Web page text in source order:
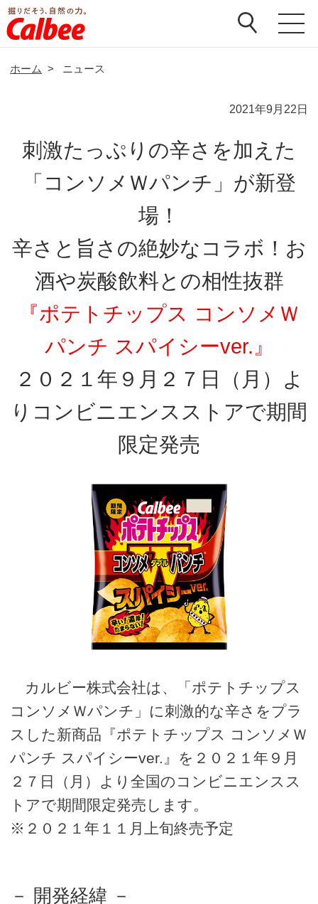
ホーム > ニュース
2021年9月22日
刺激たっぷりの辛さを加えた
「コンソメＷパンチ」が新登
場！
辛さと旨さの絶妙なコラボ！お
酒や炭酸飲料との相性抜群
『ポテトチップス コンソメＷ
パンチ スパイシーver.』
２０２１年９月２７日（月）よ
りコンビニエンスストアで期間
限定発売
カルビー株式会社は、「ポテトチップス
コンソメＷパンチ」に刺激的な辛さをプラ
スした新商品『ポテトチップス コンソメＷ
パンチ スパイシーver.』を２０２１年９月
２７日（月）より全国のコンビニエンスス
トアで期間限定発売します。
※２０２１年１１月上旬終売予定
－ 開発経緯 －